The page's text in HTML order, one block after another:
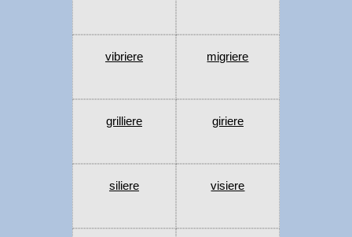
vibriere migriere
grilliere giriere
siliere visiere